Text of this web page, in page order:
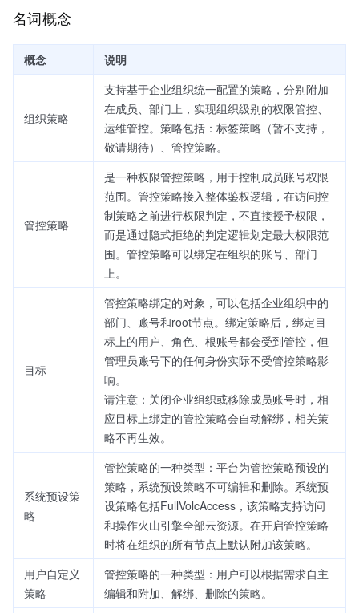
名词概念
概念 说明
组织策略
支持基于企业组织统一配置的策略，分别附加
在成员、部门上，实现组织级别的权限管控、
运维管控。策略包括：标签策略（暂不支持，
敬请期待）、管控策略。
管控策略
是一种权限管控策略，用于控制成员账号权限
范围。管控策略接入整体鉴权逻辑，在访问控
制策略之前进行权限判定，不直接授予权限，
而是通过隐式拒绝的判定逻辑划定最大权限范
围。管控策略可以绑定在组织的账号、部门
上。
目标
管控策略绑定的对象，可以包括企业组织中的
部门、账号和root节点。绑定策略后，绑定目
标上的用户、角色、根账号都会受到管控，但
管理员账号下的任何身份实际不受管控策略影
响。
请注意：关闭企业组织或移除成员账号时，相
应目标上绑定的管控策略会自动解绑，相关策
略不再生效。
系统预设策
略
管控策略的一种类型：平台为管控策略预设的
策略，系统预设策略不可编辑和删除。系统预
设策略包括FullVolcAccess，该策略支持访问
和操作火山引擎全部云资源。在开启管控策略
时将在组织的所有节点上默认附加该策略。
用户自定义
策略
管控策略的一种类型：用户可以根据需求自主
编辑和附加、解绑、删除的策略。